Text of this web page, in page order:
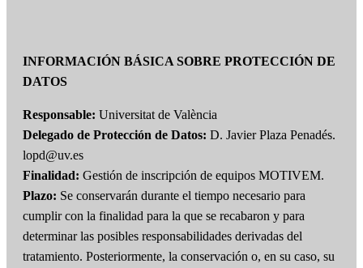
INFORMACIÓN BÁSICA SOBRE PROTECCIÓN DE
DATOS
Responsable: Universitat de València
Delegado de Protección de Datos: D. Javier Plaza Penadés.
lopd@uv.es
Finalidad: Gestión de inscripción de equipos MOTIVEM.
Plazo: Se conservarán durante el tiempo necesario para
cumplir con la finalidad para la que se recabaron y para
determinar las posibles responsabilidades derivadas del
tratamiento. Posteriormente, la conservación o, en su caso, su